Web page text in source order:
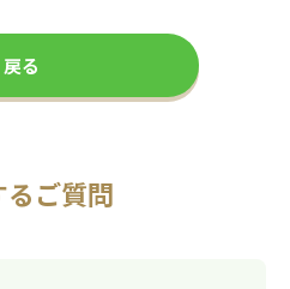
戻る
るご質問